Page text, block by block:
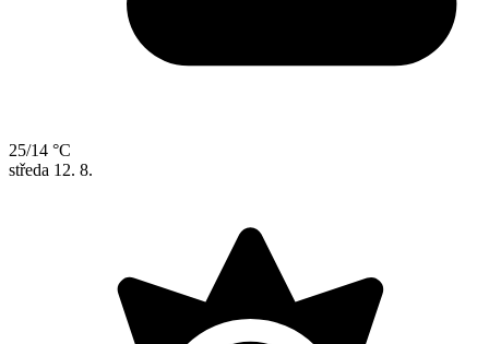
25/14 °C
středa 12. 8.